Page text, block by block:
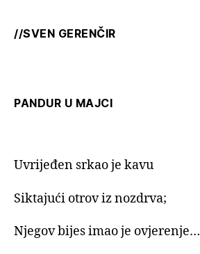
//SVEN GERENČIR
PANDUR U MAJCI
Uvrijeđen srkao je kavu
Siktajući otrov iz nozdrva;
Njegov bijes imao je ovjerenje…